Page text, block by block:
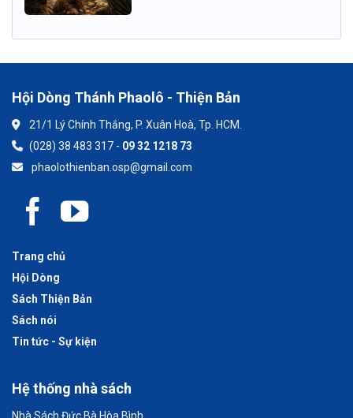
Hội Dòng Thánh Phaolô - Thiện Bản
21/1 Lý Chính Thắng, P. Xuân Hoà, Tp. HCM.
(028) 38 483 317 - 09 32 1218 73
phaolothienban.osp@gmail.com
Trang chủ
Hội Dòng
Sách Thiện Bản
Sách nói
Tin tức - Sự kiện
Hệ thống nhà sách
Nhà Sách Đức Bà Hòa Bình